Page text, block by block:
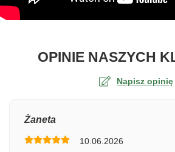
OPINIE NASZYCH
Napisz opinię
Żaneta
10.06.2026